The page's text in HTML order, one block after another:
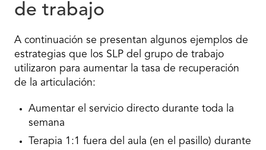
de trabajo
A continuación se presentan algunos ejemplos de
estrategias que los SLP del grupo de trabajo
utilizaron para aumentar la tasa de recuperación
de la articulación:
Aumentar el servicio directo durante toda la
semana
Terapia 1:1 fuera del aula (en el pasillo) durante